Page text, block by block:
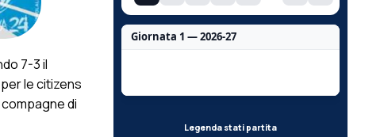
7-3 il
le citizens
di
Giornata 1 — 2026-27
Legenda stati partita